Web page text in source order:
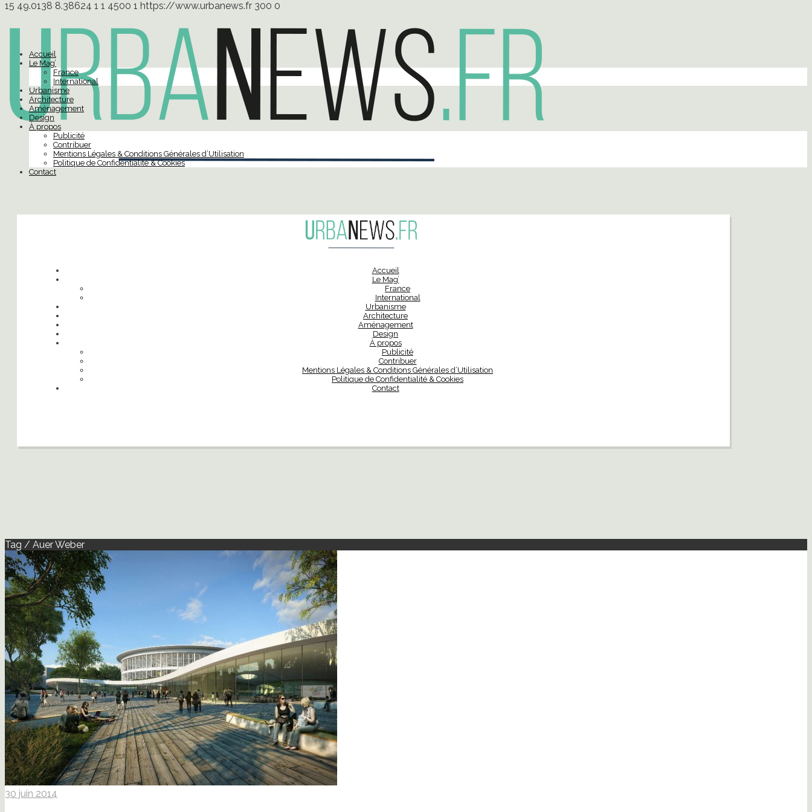
15 49.0138 8.38624 1 1 4500 1 https://www.urbanews.fr 300 0
Accueil
Le Mag’
France
International
Urbanisme
Architecture
Aménagement
Design
À propos
Publicité
Contribuer
Mentions Légales & Conditions Générales d’Utilisation
Politique de Confidentialité & Cookies
Contact
Accueil
Le Mag’
France
International
Urbanisme
Architecture
Aménagement
Design
À propos
Publicité
Contribuer
Mentions Légales & Conditions Générales d’Utilisation
Politique de Confidentialité & Cookies
Contact
Tag / Auer Weber
30 juin 2014